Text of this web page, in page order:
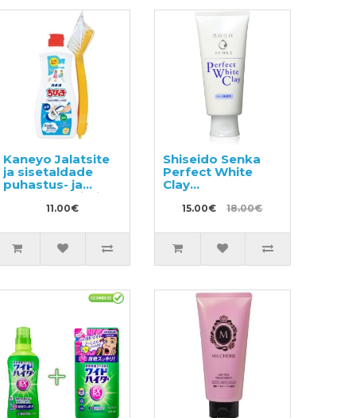
Kaneyo Jalatsite
ja sisetaldade
puhastus- ja
desodoreerimisvahend
harjaga 450g
11.00€
Shiseido Senka
Perfect White
Clay
valge saviga 120g
15.00€ 18.00€